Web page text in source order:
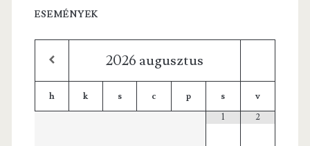
ESEMÉNYEK
2026 augusztus
h k s c p s
v
1
2